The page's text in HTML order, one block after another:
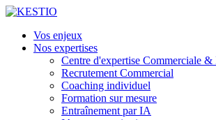
Vos enjeux
Nos expertises
Centre d'expertise Commerciale
Recrutement Commercial
Coaching individuel
Formation sur mesure
Entraînement par IA